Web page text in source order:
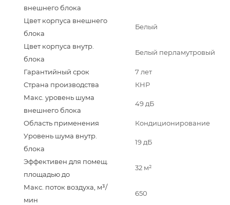
внешнего блока
Цвет корпуса внешнего
блока
Белый
Цвет корпуса внутр.
блока
Белый перламутровый
Гарантийный срок
7 лет
Страна производства
КНР
Макс. уровень шума
внешнего блока
49 дБ
Область применения
Кондиционирование
Уровень шума внутр.
блока
19 дБ
Эффективен для помещ.
площадью до
32 м²
Макс. поток воздуха, м³/
мин
650